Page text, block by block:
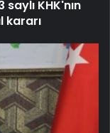
KHK'nın
kararı